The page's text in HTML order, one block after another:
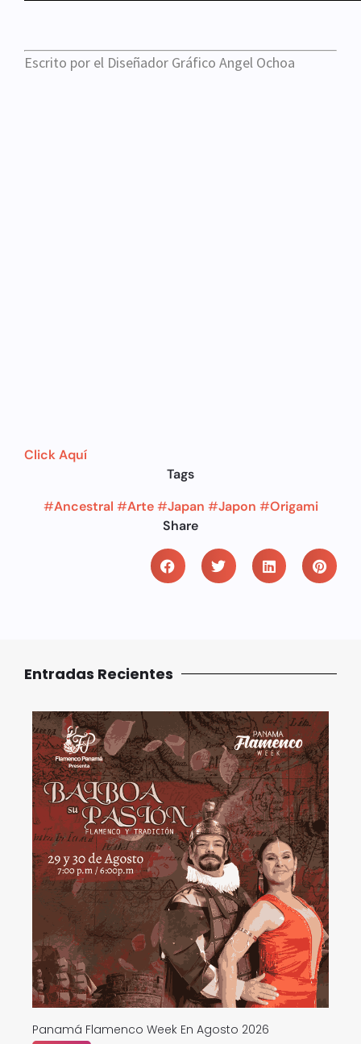
Escrito por el Diseñador Gráfico Angel Ochoa
Click Aquí
Tags
#Ancestral #Arte#Japan #Japon #Origami
Share
Entradas Recientes
Panamá Flamenco Week En Agosto 2026